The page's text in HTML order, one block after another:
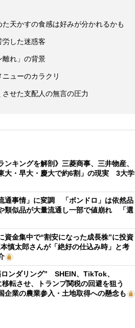
天かすの食感は好みが分かれるかも
した迷惑客
れ」の背景
ューのカラクリ
せた支配人の無言の圧力
ンキングを解剖》三菱商事、三井物産、
大・早大・慶大で約6割」の現実 3大学
通事情」に変調 「ボンドロ」は依然品
類似品が大量流通し一部で値崩れ 「選
資金集中で“割安になった成長株”に投資
慎太郎さんが「絶好の仕込み時」と考
ンダリング” SHEIN、TikTok、
転させ、トランプ関税の回避を狙う
企業の農業参入・土地取得への懸念も